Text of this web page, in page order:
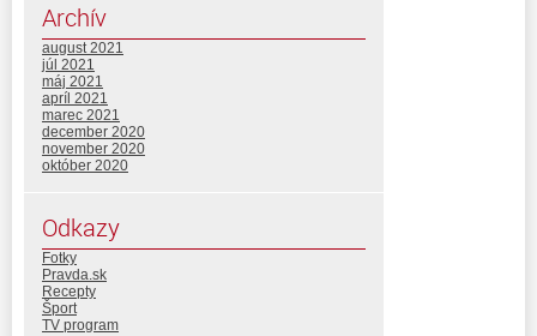
Archív
august 2021
júl 2021
máj 2021
apríl 2021
marec 2021
december 2020
november 2020
október 2020
Odkazy
Fotky
Pravda.sk
Recepty
Šport
TV program